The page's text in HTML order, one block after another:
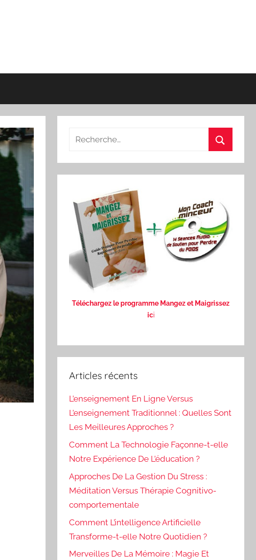
Recherche
:
Téléchargez le programme Mangez et Maigrissez
ici
Articles récents
L’enseignement En Ligne Versus
L’enseignement Traditionnel : Quelles Sont
Les Meilleures Approches ?
Comment La Technologie Façonne-t-elle
Notre Expérience De L’éducation ?
Approches De La Gestion Du Stress :
Méditation Versus Thérapie Cognitivo-
comportementale
Comment L’intelligence Artificielle
Transforme-t-elle Notre Quotidien ?
Merveilles De La Mémoire : Magie Et